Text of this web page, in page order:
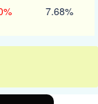
7.68%